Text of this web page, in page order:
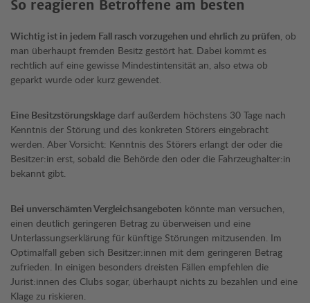
So reagieren Betroffene am besten
Wichtig ist in jedem Fall rasch vorzugehen und ehrlich zu prüfen, ob
man überhaupt fremden Besitz gestört hat. Dabei kommt es
rechtlich auf eine gewisse Mindestintensität an, also etwa ob
geparkt wurde oder kurz gewendet.
Eine Besitzstörungsklage darf außerdem höchstens 30 Tage nach
Kenntnis der Störung und des konkreten Störers eingebracht
werden. Aber Vorsicht: Kenntnis des Störers erlangt der oder die
Besitzer:in erst, sobald die Behörde den oder die Fahrzeughalter:in
bekannt gibt.
Bei unverschämten Vergleichsangeboten könnte man versuchen,
einen deutlich geringeren Betrag zu überweisen und eine
Unterlassungserklärung für künftige Störungen mitzusenden. Im
Optimalfall geben sich Besitzer:innen mit dem geringeren Betrag
zufrieden. In ­einigen besonders dreisten Fällen empfehlen die
Jurist:innen des Clubs sogar, überhaupt nichts zu bezahlen und eine
Klage zu riskieren.